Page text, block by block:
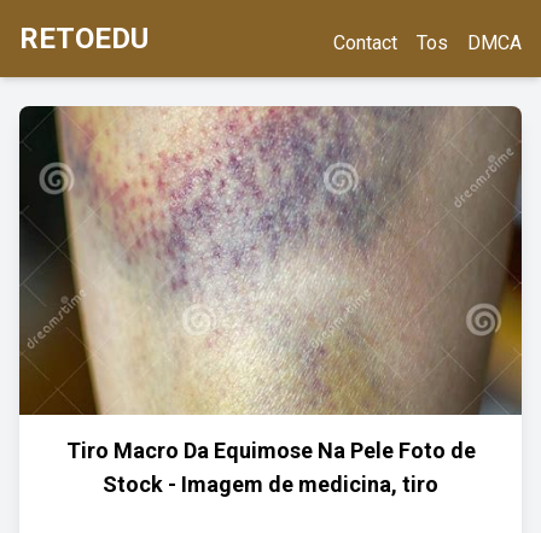
RETOEDU Contact Tos DMCA
Tiro Macro Da Equimose Na Pele Foto de
Stock - Imagem de medicina, tiro